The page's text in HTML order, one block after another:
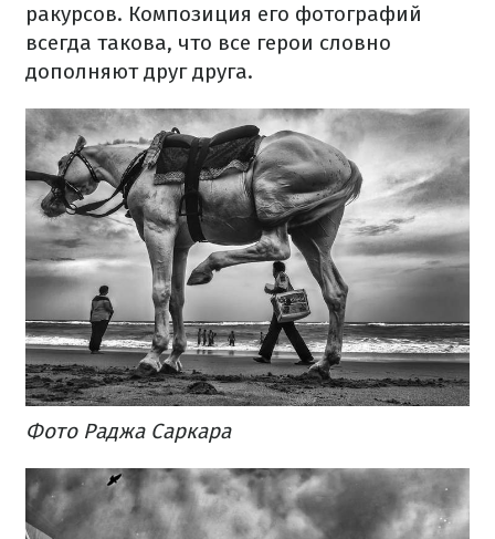
ракурсов. Композиция его фотографий
всегда такова, что все герои словно
дополняют друг друга.
Фото Раджа Саркара